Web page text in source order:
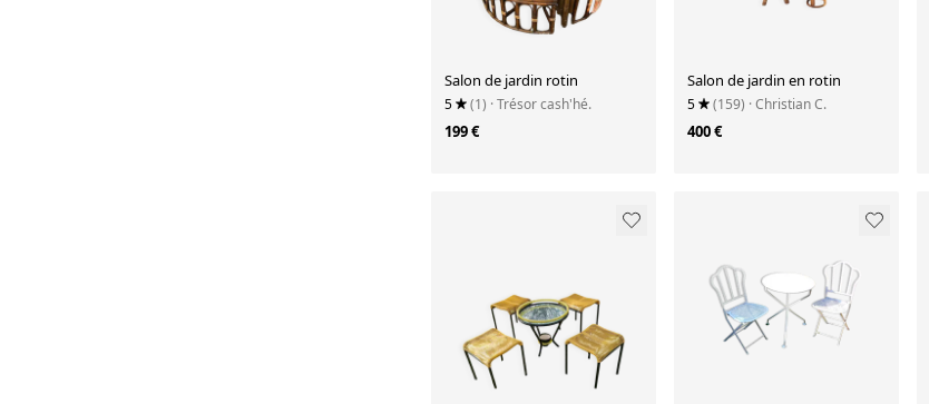
Salon de jardin rotin
5 (1) · Trésor cash'hé.
199 €
Salon de jardin en rotin
5 (159) · Christian C.
400 €